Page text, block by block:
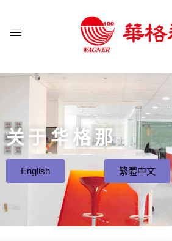
关于华格那
English 繁體中文